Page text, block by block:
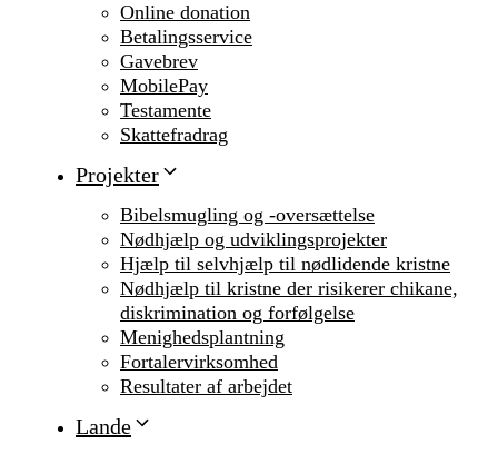
Online donation
Betalingsservice
Gavebrev
MobilePay
Testamente
Skattefradrag
Projekter
Bibelsmugling og -oversættelse
Nødhjælp og udviklingsprojekter
Hjælp til selvhjælp til nødlidende kristne
Nødhjælp til kristne der risikerer chikane,
diskrimination og forfølgelse
Menighedsplantning
Fortalervirksomhed
Resultater af arbejdet
Lande